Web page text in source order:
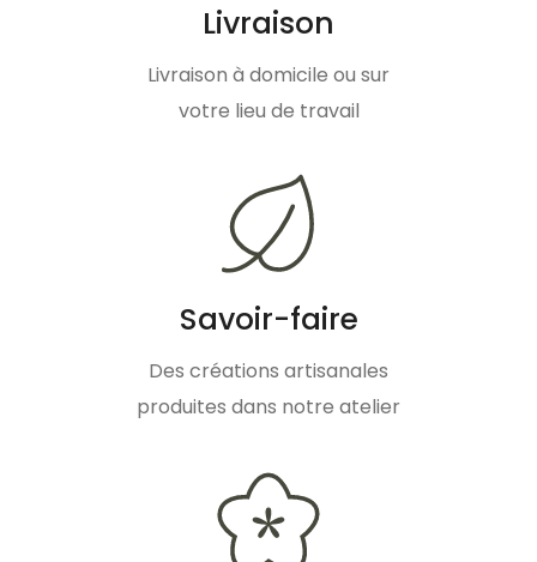
Livraison
Livraison à domicile ou sur
votre lieu de travail
Savoir-faire
Des créations artisanales
produites dans notre atelier